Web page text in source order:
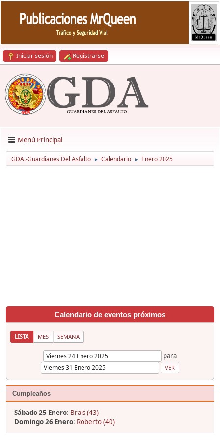
Iniciar sesión Registrarse
Menú Principal
GDA.-Guardianes Del Asfalto ► Calendario ► Enero 2025
Calendario de eventos próximos
LISTA MES SEMANA
para
Cumpleaños
Sábado 25 Enero: Brais (43)
Domingo 26 Enero: Roberto (40)